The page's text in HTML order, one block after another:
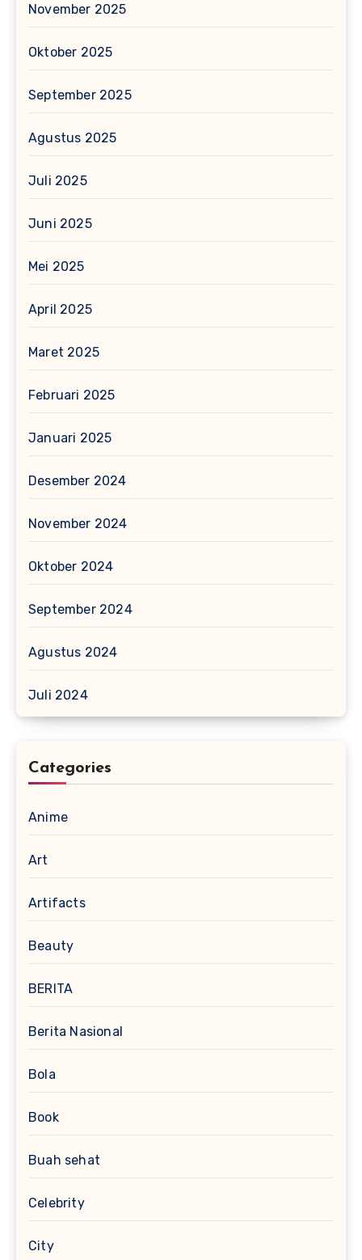
November 2025
Oktober 2025
September 2025
Agustus 2025
Juli 2025
Juni 2025
Mei 2025
April 2025
Maret 2025
Februari 2025
Januari 2025
Desember 2024
November 2024
Oktober 2024
September 2024
Agustus 2024
Juli 2024
Categories
Anime
Art
Artifacts
Beauty
BERITA
Berita Nasional
Bola
Book
Buah sehat
Celebrity
City